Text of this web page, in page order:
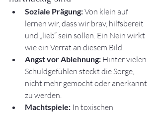
Soziale Prägung: Von klein auf
lernen wir, dass wir brav, hilfsbereit
und „lieb“ sein sollen. Ein Nein wirkt
wie ein Verrat an diesem Bild.
Angst vor Ablehnung: Hinter vielen
Schuldgefühlen steckt die Sorge,
nicht mehr gemocht oder anerkannt
zu werden.
Machtspiele: In toxischen